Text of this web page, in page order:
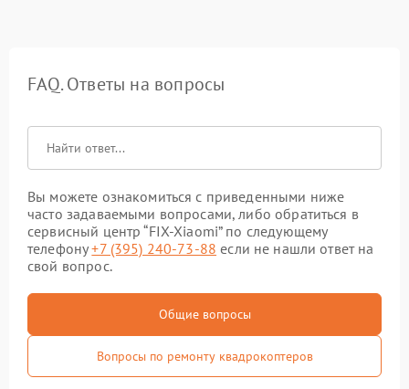
FAQ. Ответы на вопросы
Вы можете ознакомиться с приведенными ниже
часто задаваемыми вопросами, либо обратиться в
сервисный центр “FIX-Xiaomi” по следующему
телефону+7 (395) 240-73-88 если не нашли ответ на
свой вопрос.
Общие вопросы
Вопросы по ремонту квадрокоптеров